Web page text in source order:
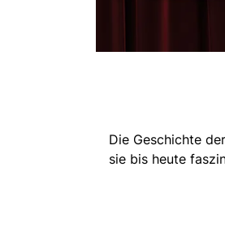
Die Geschichte
sie bis heute